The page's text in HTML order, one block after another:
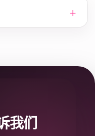
我们